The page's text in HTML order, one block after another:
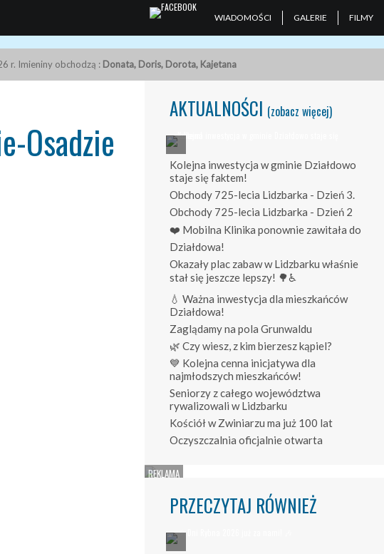
WIADOMOŚCI GALERIE FILMY
r. Imieniny obchodzą : Donata, Doris, Dorota, Kajetana
Osadzie
AKTUALNOŚCI (zobacz więcej)
Kolejna inwestycja w gminie Działdowo
staje się faktem!
Obchody 725-lecia Lidzbarka - Dzień 3.
Obchody 725-lecia Lidzbarka - Dzień 2
❤️ Mobilna Klinika ponownie zawitała do
Działdowa!
Okazały plac zabaw w Lidzbarku właśnie
stał się jeszcze lepszy! 🌳♿
💧 Ważna inwestycja dla mieszkańców
Działdowa!
Zaglądamy na pola Grunwaldu
🌿 Czy wiesz, z kim bierzesz kąpiel?
💙 Kolejna cenna inicjatywa dla
najmłodszych mieszkańców!
Seniorzy z całego województwa
rywalizowali w Lidzbarku
Kościół w Zwiniarzu ma już 100 lat
Oczyszczalnia oficjalnie otwarta
PRZECZYTAJ RÓWNIEŻ